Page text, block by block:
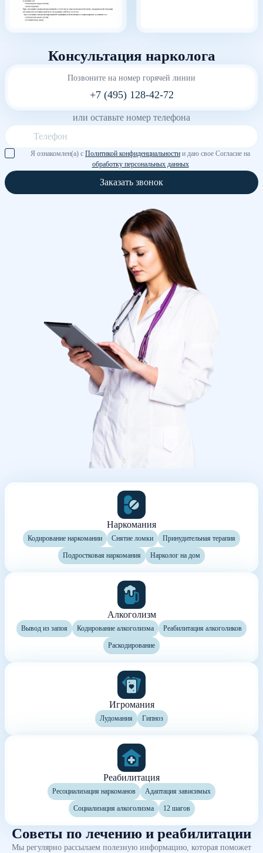
Консультация нарколога
Позвоните на номер горячей линии
+7 (495) 128-42-72
или оставьте номер телефона
Я ознакомлен(а) с Политикой конфиденциальности и даю свое Согласие на
обработку персональных данных
Заказать звонок
Наркомания
Кодирование наркомании Снятие ломки Принудительная терапия
Подростковая наркомания Нарколог на дом
Алкоголизм
Вывод из запоя Кодирование алкоголизма Реабилитация алкоголиков
Раскодирование
Игромания
Лудомания Гипноз
Реабилитация
Ресоциализация наркоманов Адаптация зависимых
Социализация алкоголизма 12 шагов
Советы по лечению и реабилитации
Мы регулярно рассылаем полезную информацию, которая поможет